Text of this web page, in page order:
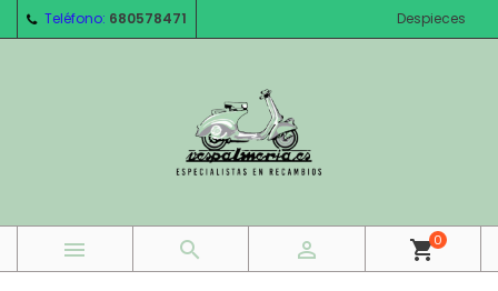
Teléfono: 680578471 Despieces
   shopping_cart0